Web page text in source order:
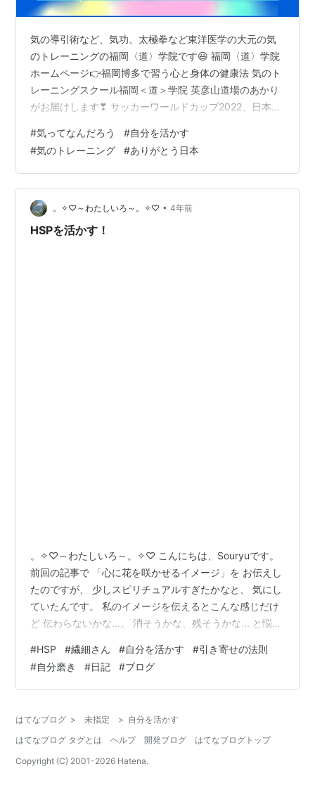
気の導引術など、気功、太極拳など東洋医学の大元の気
のトレーニングの福岡〈道〉学院です😃 福岡〈道〉学院
ホームページ👉福岡博多で習う心と身体の健康法 気のト
レーニングスクール福岡＜道＞学院 英彦山道場のあかり
がお届けします❣ サッカーワールドカップ2022、日本の
に、惜しくも負けてしまいましたが、感動を、本当にあ
りがとうございました✨✨ 海外の選手に比べて、 体格も
違う、 筋力も違いますし、 ボールを蹴る威力も高さも違
うなか、 日本の選手の皆さん、ここまで来れたことがす
ごいことだな〜〜と思います❣️❣️ そこは、チームの団結力
だったり、 海外の…
#気ってなんだろう #自分を活かす
#気のトレーニング #ありがとう日本
。✧♡～わたしいろ～。✧♡ • 4年前
HSPを活かす！
。✧♡～わたしいろ～。✧♡ こんにちは、Souryuです。
前回の記事で 「心に花を咲かせるイメージ」を お伝えし
たのですが、 少しスピリチュアルすぎたかなと、 気にし
ていたんです。 私のイメージを伝えるとこんな感じだけ
ど 伝わらないかな...。 消そうかな、残そうかな... と悩ん
なかったんです☆彡 HSPさんて、人よりもいろいろ 考え
すぎてしまいますよね。 あったことを振り返って落ち込
んだり、 （こうなるんじゃないか） （こうなったらどう
せんか？ ※私はそうです。 この考えすぎが…
#HSP #繊細さん #自分を活かす #引き寄せの法則
#自分磨き #日記 #ブログ
はてなブログ > 未指定 > 自分を活かす
はてなブログ タグとは
ヘルプ 開発ブログ
はてなブログトップ
Copyright (C) 2001-2026 Hatena.